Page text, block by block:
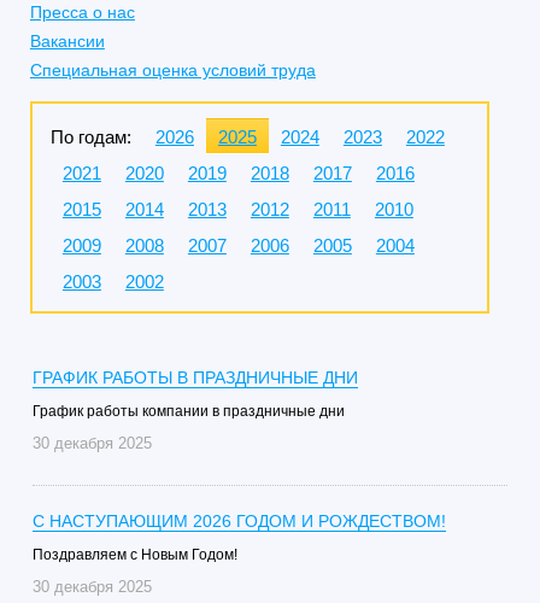
Пресса о нас
Вакансии
Специальная оценка условий труда
По годам: 2026 2025 2024 2023
2022
2021
2020 2019 2018 2017
2016
2015
2014 2013 2012 2011
2010
2009
2008 2007 2006 2005
2004
2003
2002
ГРАФИК РАБОТЫ В ПРАЗДНИЧНЫЕ ДНИ
График работы компании в праздничные дни
30 декабря 2025
C НАСТУПАЮЩИМ 2026 ГОДОМ И РОЖДЕСТВОМ!
Поздравляем с Новым Годом!
30 декабря 2025